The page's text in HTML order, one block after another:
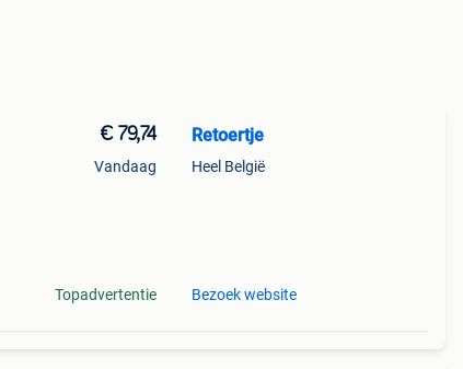
€ 79,74
Vandaag
Topadvertentie
Retoertje
Heel België
Bezoek website